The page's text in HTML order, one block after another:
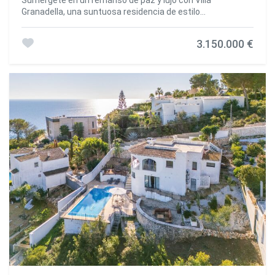
sistema de alcantarillado y amplios jardines privados con
vegetación consolidada. Cada villa dispone de piscina
privada, rodeada de un ambiente mediterráneo que
despierta inmediatamente esa sensación de vacaciones.
equipadas, con gran atención al detalle y al confort. Desde
muebles y un práctico equipamiento de cocina hasta
accesorios decorativos todo está preparado para que
puedas instalarte de inmediato. Cada villa incluye aire
acondicionado en todas las estancias, TV, lavadora,
sistema de alarma, ventanas de PVC y persianas.
Completamente listas para que empieces a disfrutar de la
vida en España desde el primer día. Modelo de Propiedad
Único Jada Residence fue en su día un Apart Hotel con
villas y bungalows. Gracias a la licencia de Apart Hotel que
aún conserva, el propietario puede alquilar la propiedad
tanto a corto como a largo plazo o vivir en ella de forma
permanente. Para mantener esta posibilidad única, todas
las propiedades forman parte de una S.L. española
(sociedad limitada). Este modelo ofrece comodidad y
ventajas claras: Licencia de alquiler (turístico) completa
Servicios colectivos como internet, seguros, limpieza y
Granadella, una suntuosa residencia de estilo
ubicación excepcional, varias veces elegida como la cala
solo unos pasos de la playa Cala Granadella, conocida por
su bandera azul y sus aguas cristalinas. Villa Granadella te
ofrece un entorno de vida incomparable, donde cada día
ofrece un nuevo cuadro viviente con vistas
impresionantes. Es un verdadero paraíso, una oportunidad
única de vivir en un entorno espectacular digno de las más
bellas postales. La Cala Granadella también alberga
restaurantes mediterráneos y un parque natural perfecto
para excursiones con panoramas increíbles. Jávea,
encantador pueblo costero de la provincia de Alicante,
seduce con sus playas impresionantes, sus calas
escondidas y su pintoresco centro histórico. Atrayendo
visitantes de todo el mundo, Jávea combina belleza
natural, rica historia, gastronomía mediterránea y una
multitud de actividades al aire libre como el senderismo y
los deportes acuáticos. Esta villa, con acceso directo a pie
a la Playa Granadella, ofrece cinco dormitorios dobles y
3.150.000 €